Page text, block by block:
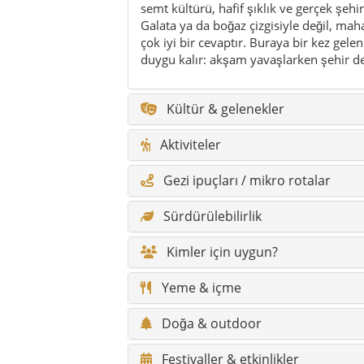
Kimler için uygun?
Yeme & içme
Doğa & outdoor
Festivaller & etkinlikler
Tarih & zaman çizelgesi
Gizli cennetler
Efsaneler
Söylenceler
Klima & en iyi gezi zamanı
Yürüyüş rotaları & doğa patikaları